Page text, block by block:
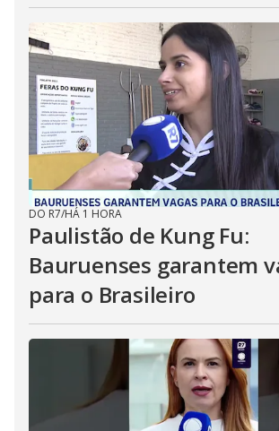
DO R7/HÁ 1 HORA
Paulistão de Kung Fu:
Bauruenses garantem
para o Brasileiro